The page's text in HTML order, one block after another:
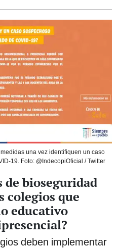
una vez identifiquen un caso
19. Foto: @IndecopiOficial / Twitter
de bioseguridad
colegios que
educativo
deben implementar